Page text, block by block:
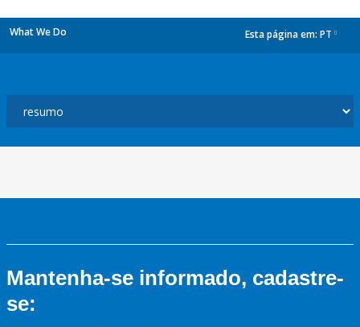
What We Do Esta página em: PT
Mantenha-se informado, cadastre-
se: